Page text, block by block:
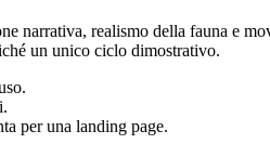
narrativa, realismo della fauna e
un unico ciclo dimostrativo.
per una landing page.